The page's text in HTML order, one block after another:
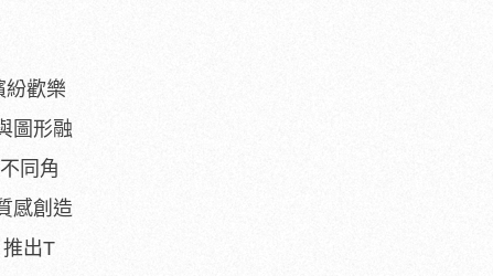
紛歡樂
圖形融
不同角
感創造
出T